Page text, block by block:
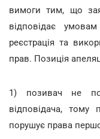
вимоги тим, що
відповідає
реєстрація та
прав. Позиція
1) позивач не
відповідача,
порушує права